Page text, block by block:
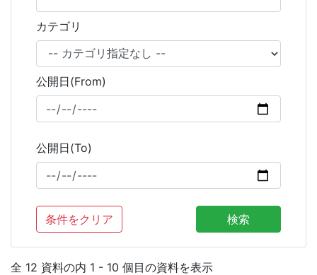
カテゴリ
公開日(From)
公開日(To)
条件をクリア 検索
全 12 資料の内 1 - 10 個目の資料を表示